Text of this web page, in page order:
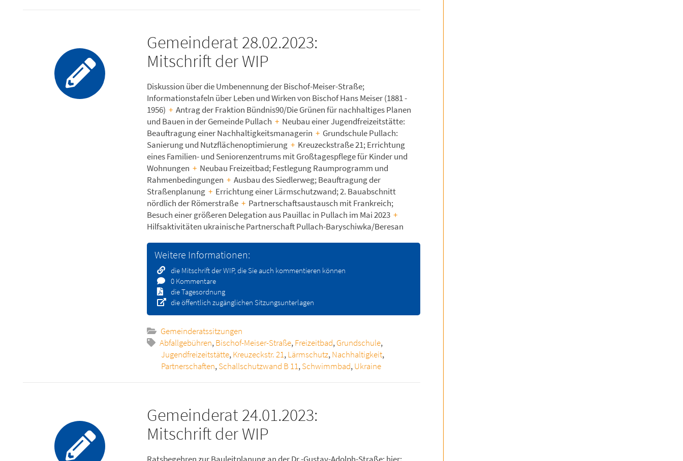
Gemeinderat 28.02.2023:
Mitschrift der WIP
Diskussion über die Umbenennung der Bischof-Meiser-Straße;
Informationstafeln über Leben und Wirken von Bischof Hans Meiser (1881 -
1956) + Antrag der Fraktion Bündnis90/Die Grünen für nachhaltiges Planen
und Bauen in der Gemeinde Pullach + Neubau einer Jugendfreizeitstätte:
Beauftragung einer Nachhaltigkeitsmanagerin + Grundschule Pullach:
Sanierung und Nutzflächenoptimierung + Kreuzeckstraße 21; Errichtung
eines Familien- und Seniorenzentrums mit Großtagespflege für Kinder und
Wohnungen + Neubau Freizeitbad; Festlegung Raumprogramm und
Rahmenbedingungen + Ausbau des Siedlerweg; Beauftragung der
Straßenplanung + Errichtung einer Lärmschutzwand; 2. Bauabschnitt
nördlich der Römerstraße + Partnerschaftsaustausch mit Frankreich;
Besuch einer größeren Delegation aus Pauillac in Pullach im Mai 2023 +
Hilfsaktivitäten ukrainische Partnerschaft Pullach-Baryschiwka/Beresan
Weitere Informationen:
die Mitschrift der WIP, die Sie auch kommentieren können
0 Kommentare
die Tagesordnung
die öffentlich zugänglichen Sitzungsunterlagen
Gemeinderatssitzungen
Abfallgebühren,Bischof-Meiser-Straße,Freizeitbad,Grundschule,
Jugendfreizeitstätte,Kreuzeckstr. 21,Lärmschutz,Nachhaltigkeit,
Partnerschaften,Schallschutzwand B 11,Schwimmbad,Ukraine
Gemeinderat 24.01.2023:
Mitschrift der WIP